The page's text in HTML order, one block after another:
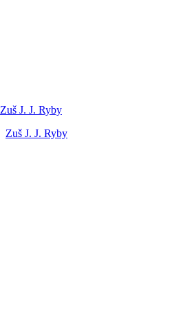
Zuš J. J. Ryby